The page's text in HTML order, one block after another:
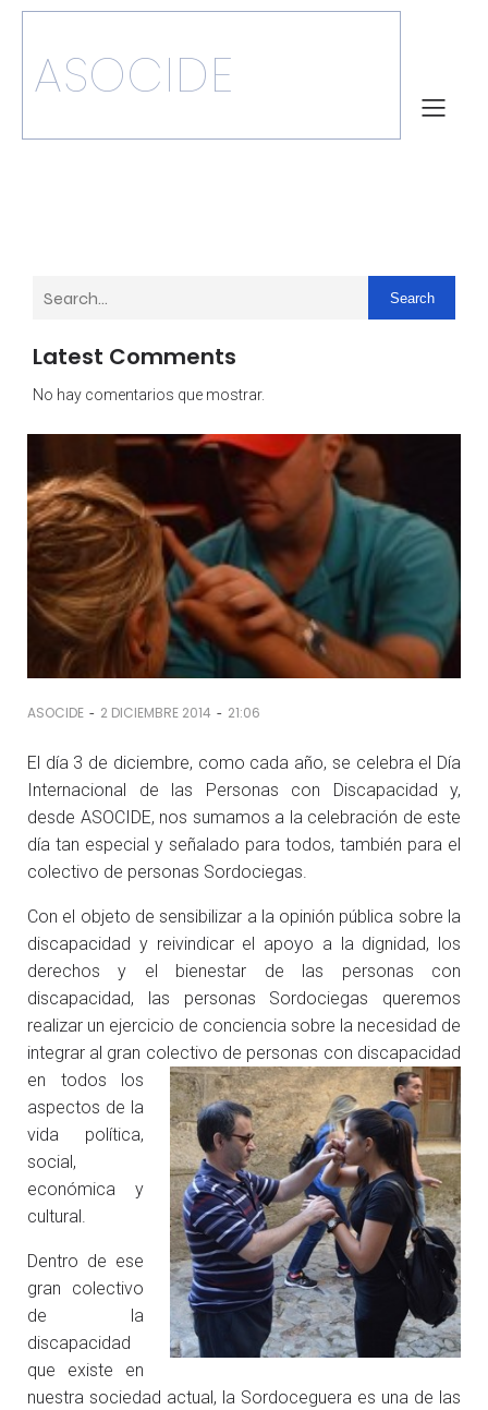
ASOCIDE
Search
Latest Comments
No hay comentarios que mostrar.
ASOCIDE - 2 DICIEMBRE 2014 - 21:06
El día 3 de diciembre, como cada año, se celebra el Día
Internacional de las Personas con Discapacidad y,
desde ASOCIDE, nos sumamos a la celebración de este
día tan especial y señalado para todos, también para el
colectivo de personas Sordociegas.
Con el objeto de sensibilizar a la opinión pública sobre la
discapacidad y reivindicar el apoyo a la dignidad, los
derechos y el bienestar de las personas con
discapacidad, las personas Sordociegas queremos
realizar un ejercicio de conciencia sobre la necesidad de
integrar al gran colectivo de personas con discapacidad
en todos los
aspectos de la
vida política,
social,
económica y
cultural.
Dentro de ese
gran colectivo
de la
discapacidad
que existe en
nuestra sociedad actual, la Sordoceguera es una de las